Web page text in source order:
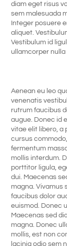
diam eget risus
sem malesuada
Integer posuere
aliquet.
Vestibulum id
ullamcorper
Aenean eu leo
venenatis
rutrum faucibus
augue. Donec id
vitae elit libero, a
cursus
fermentum
mollis interdum.
porttitor ligula,
dui. Maecenas
magna. Vivamus
faucibus dolor
euismod. Donec
Maecenas sed
magna. Donec
mollis, est non
lacinia odio sem